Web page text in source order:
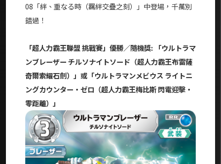
08「絆、重なる時（羈絆交疊之刻）」中登場，千萬別
錯過！
「超人力霸王聯盟 挑戰賽」優勝／隨機獎: 「ウルトラマ
ンブレーザー チルソナイトソード（超人力霸王布雷薩
奇爾索耀石劍）」或「ウルトラマンメビウス ライトニ
ングカウンター・ゼロ（超人力霸王梅比斯 閃電迎擊・
零距離）」